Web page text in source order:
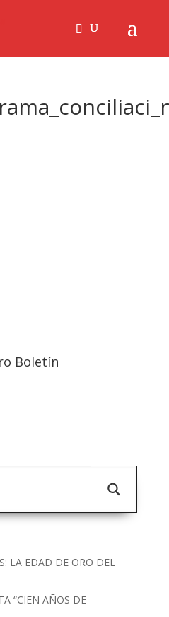
Boletín
LA EDAD DE ORO DEL
“CIEN AÑOS DE